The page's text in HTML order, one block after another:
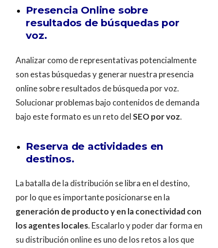
Presencia Online sobre
resultados de búsquedas por
voz.
Analizar como de representativas potencialmente
son estas búsquedas y generar nuestra presencia
online sobre resultados de búsqueda por voz.
Solucionar problemas bajo contenidos de demanda
bajo este formato es un reto delSEO por voz.
Reserva de actividades en
destinos.
La batalla de la distribución se libra en el destino,
por lo que es importante posicionarse en la
generación de producto y en la conectividad con
los agentes locales. Escalarlo y poder dar forma en
su distribución online es uno de los retos a los que